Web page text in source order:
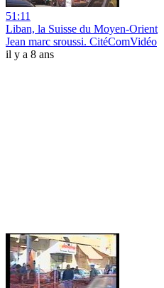
51:11
Liban, la Suisse du Moyen-Orient
Jean marc sroussi. CitéComVidéo
il y a 8 ans